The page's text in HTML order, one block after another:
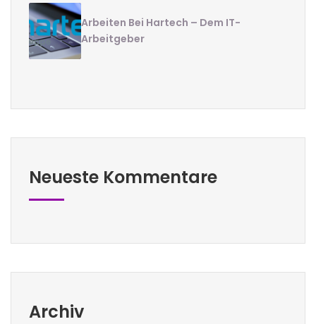
Arbeiten Bei Hartech – Dem IT-
Arbeitgeber
Neueste Kommentare
Archiv